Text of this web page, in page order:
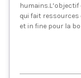
qui fait
et in fine pour la